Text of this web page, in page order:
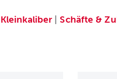
Kleinkaliber|Schäfte &